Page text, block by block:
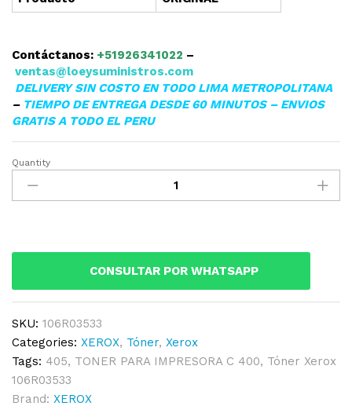
Contáctanos: +51926341022 –
ventas@loeysuministros.com
DELIVERY SIN COSTO EN TODO LIMA METROPOLITANA
– TIEMPO DE ENTREGA DESDE 60 MINUTOS – ENVIOS
GRATIS A TODO EL PERU
▷TONER
XEROX
106R03533
ORIGINAL
quantity
Quantity
CONSULTAR POR WHATSAPP
SKU: 106R03533
Categories: XEROX, Tóner, Xerox
Tags: 405, TONER PARA IMPRESORA C 400, Tóner Xerox
106R03533
Brand: XEROX